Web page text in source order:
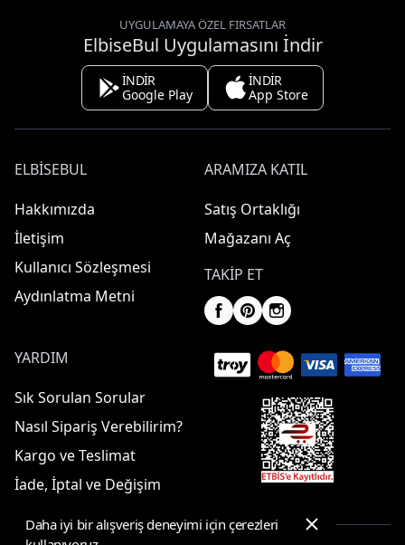
UYGULAMAYA ÖZEL FIRSATLAR
ElbiseBul Uygulamasını İndir
İNDİR
Google Play
İNDİR
App Store
ELBISEBUL
Hakkımızda
İletişim
Kullanıcı Sözleşmesi
Aydınlatma Metni
ARAMIZA KATIL
Satış Ortaklığı
Mağazanı Aç
TAKIP ET
YARDIM
Sık Sorulan Sorular
Nasıl Sipariş Verebilirim?
Kargo ve Teslimat
İade, İptal ve Değişim
Daha iyi bir alışveriş deneyimi için çerezleri